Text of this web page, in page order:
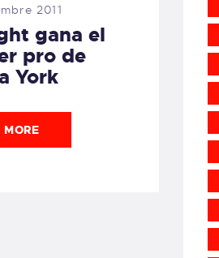
2011
gana el
pro de
York